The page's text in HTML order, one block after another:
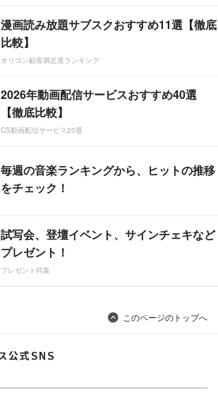
漫画読み放題サブスクおすすめ11選【徹底
比較】
オリコン顧客満足度ランキング
2026年動画配信サービスおすすめ40選
【徹底比較】
CS動画配信サービス20選
毎週の音楽ランキングから、ヒットの推移
をチェック！
試写会、登壇イベント、サインチェキなど
プレゼント！
プレゼント特集
このページのトップへ